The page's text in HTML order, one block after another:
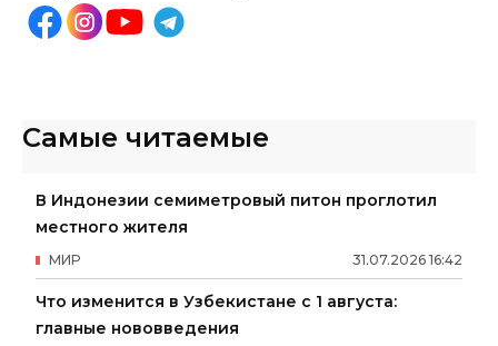
Самые читаемые
В Индонезии семиметровый питон проглотил
местного жителя
31.07.2026 16:42
МИР
Что изменится в Узбекистане с 1 августа:
главные нововведения